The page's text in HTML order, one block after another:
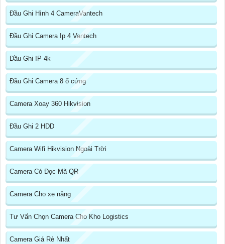
Đầu Ghi Hình 4 CameraVantech
Đầu Ghi Camera Ip 4 Vantech
Đầu Ghi IP 4k
Đầu Ghi Camera 8 ổ cứng
Camera Xoay 360 Hikvision
Đầu Ghi 2 HDD
Camera Wifi Hikvision Ngoài Trời
Camera Có Đọc Mã QR
Camera Cho xe nâng
Tư Vấn Chọn Camera Cho Kho Logistics
Camera Giá Rẻ Nhất